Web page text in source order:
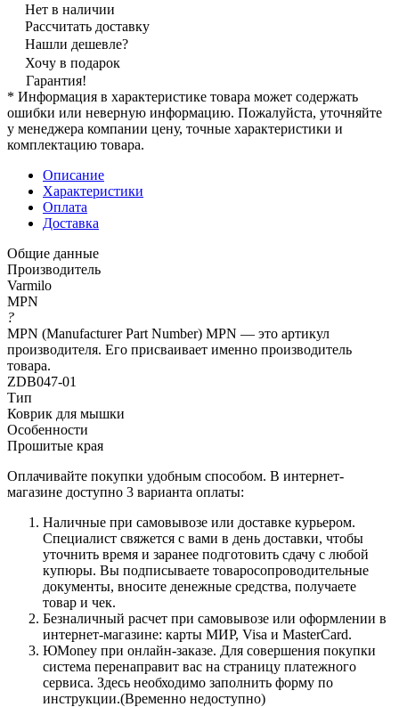
Нет в наличии
Рассчитать доставку
Нашли дешевле?
Хочу в подарок
Гарантия!
* Информация в характеристике товара может содержать
ошибки или неверную информацию. Пожалуйста, уточняйте
у менеджера компании цену, точные характеристики и
комплектацию товара.
Описание
Характеристики
Оплата
Доставка
Общие данные
Производитель
Varmilo
MPN
?
MPN (Manufacturer Part Number) MPN — это артикул
производителя. Его присваивает именно производитель
товара.
ZDB047-01
Тип
Коврик для мышки
Особенности
Прошитые края
Оплачивайте покупки удобным способом. В интернет-
магазине доступно 3 варианта оплаты:
Наличные при самовывозе или доставке курьером.
Специалист свяжется с вами в день доставки, чтобы
уточнить время и заранее подготовить сдачу с любой
купюры. Вы подписываете товаросопроводительные
документы, вносите денежные средства, получаете
товар и чек.
Безналичный расчет при самовывозе или оформлении в
интернет-магазине: карты МИР, Visa и MasterCard.
ЮMoney при онлайн-заказе. Для совершения покупки
система перенаправит вас на страницу платежного
сервиса. Здесь необходимо заполнить форму по
инструкции.(Временно недоступно)